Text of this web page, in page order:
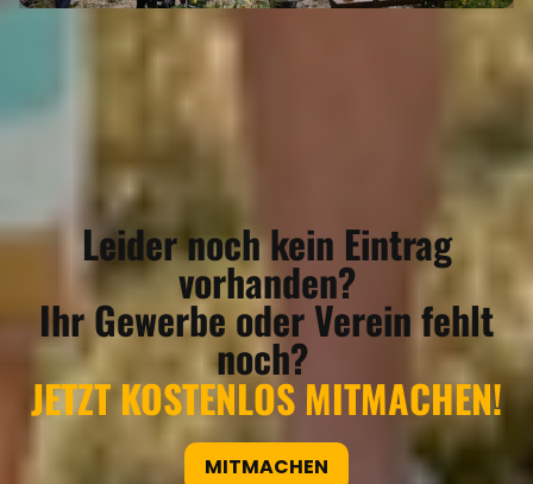
Leider noch kein Eintrag
vorhanden?
Ihr Gewerbe oder Verein fehlt
noch?
JETZT KOSTENLOS MITMACHEN!
MITMACHEN